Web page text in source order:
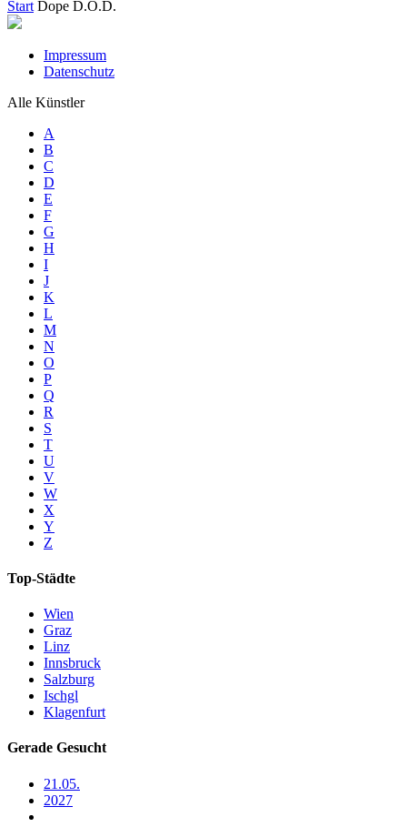
Start Dope D.O.D.
Impressum
Datenschutz
Alle Künstler
A
B
C
D
E
F
G
H
I
J
K
L
M
N
O
P
Q
R
S
T
U
V
W
X
Y
Z
Top-Städte
Wien
Graz
Linz
Innsbruck
Salzburg
Ischgl
Klagenfurt
Gerade Gesucht
21.05.
2027